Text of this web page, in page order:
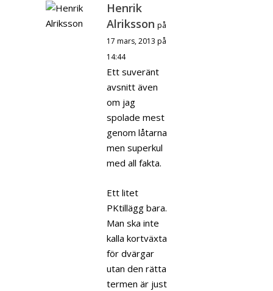
Henrik
Alriksson på
17 mars, 2013 på
14:44
Ett suveränt
avsnitt även
om jag
spolade mest
genom låtarna
men superkul
med all fakta.
Ett litet
PKtillägg bara.
Man ska inte
kalla kortväxta
för dvärgar
utan den rätta
termen är just